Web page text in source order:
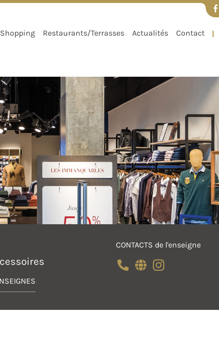
Shopping Restaurants/Terrasses Actualités Contact
CONTACTS de l'enseigne